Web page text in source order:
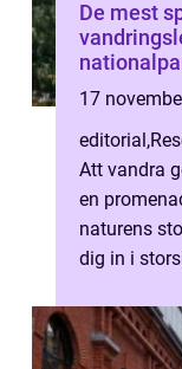
De mest
17
editorial,
Att vandra
en
naturens
dig in i